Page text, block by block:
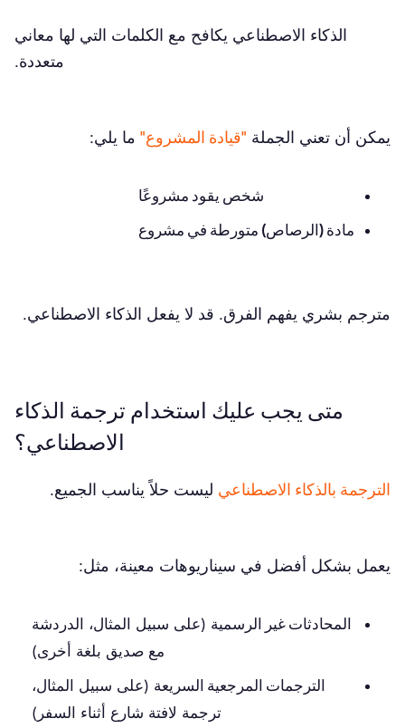
الذكاء الاصطناعي يكافح مع الكلمات التي لها معاني
متعددة.
يمكن أن تعني الجملة "قيادة المشروع" ما يلي:
شخص يقود مشروعًا
مادة (الرصاص) متورطة في مشروع
مترجم بشري يفهم الفرق. قد لا يفعل الذكاء الاصطناعي.
متى يجب عليك استخدام ترجمة الذكاء
الاصطناعي؟
الترجمة بالذكاء الاصطناعي ليست حلاً يناسب الجميع.
يعمل بشكل أفضل في سيناريوهات معينة، مثل:
المحادثات غير الرسمية (على سبيل المثال، الدردشة
مع صديق بلغة أخرى)
الترجمات المرجعية السريعة (على سبيل المثال،
ترجمة لافتة شارع أثناء السفر)